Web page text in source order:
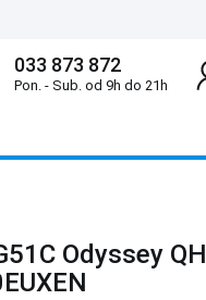
033 873 872
Pon. - Sub. od 9h do 21h
Odyssey